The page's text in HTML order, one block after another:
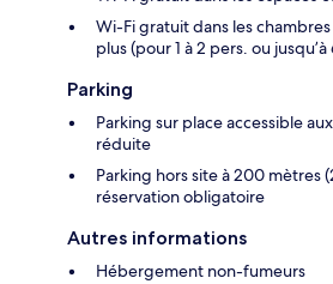
Wi-Fi gratuit dans les
plus (pour 1 à 2 pers. ou
Parking
Parking sur place accessible
réduite
Parking hors site à 200 mètres
réservation obligatoire
Autres informations
Hébergement non-fumeurs